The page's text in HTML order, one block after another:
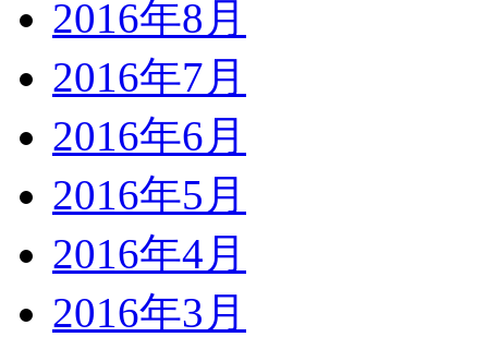
2016年8月
2016年7月
2016年6月
2016年5月
2016年4月
2016年3月